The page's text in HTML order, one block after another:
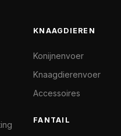
KNAAGDIEREN
Konijnenvoer
Knaagdierenvoer
Accessoires
FANTAIL